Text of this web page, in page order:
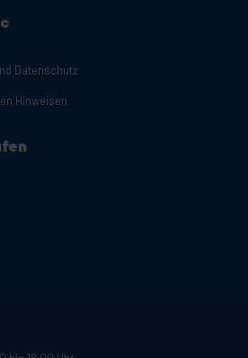
Datenschutz
Hinweisen